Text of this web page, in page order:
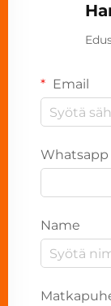
Email
Whatsapp
Name